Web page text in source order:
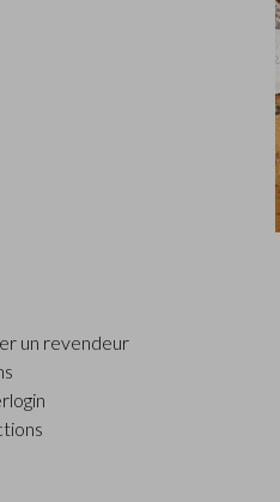
un revendeur